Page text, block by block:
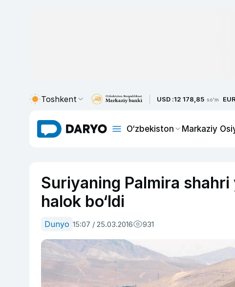
Toshkent USD :12 178,85 so'm
O‘zbekiston Markaziy
Suriyaning Palmira
halok bo‘ldi
Dunyo 15:07 / 25.03.2016 931